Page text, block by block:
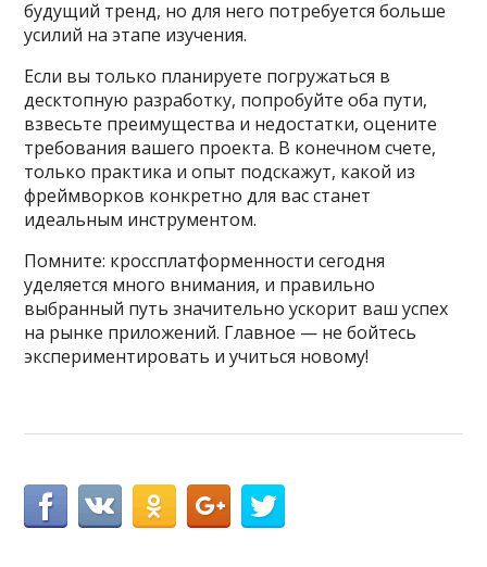
будущий тренд, но для него потребуется больше
усилий на этапе изучения.
Если вы только планируете погружаться в
десктопную разработку, попробуйте оба пути,
взвесьте преимущества и недостатки, оцените
требования вашего проекта. В конечном счете,
только практика и опыт подскажут, какой из
фреймворков конкретно для вас станет
идеальным инструментом.
Помните: кроссплатформенности сегодня
уделяется много внимания, и правильно
выбранный путь значительно ускорит ваш успех
на рынке приложений. Главное — не бойтесь
экспериментировать и учиться новому!